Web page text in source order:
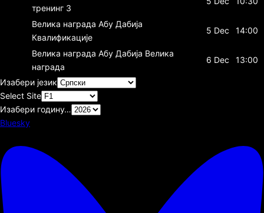
тренинг 3
Велика награда Абу Дабија
Квалификације
5 Dec 14:00
Велика награда Абу Дабија Велика
награда
6 Dec 13:00
Изабери језик
Select Site
Изабери годину…
Bluesky